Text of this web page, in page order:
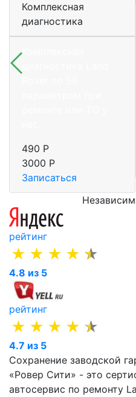
Комплексная
диагностика
Комплексная
490 Р
3000 Р
Записаться
рейтинг
4.8 из 5
рейтинг
4.7 из 5
Сохранение заводской
«Ровер Сити» - это
автосервис по ремонту